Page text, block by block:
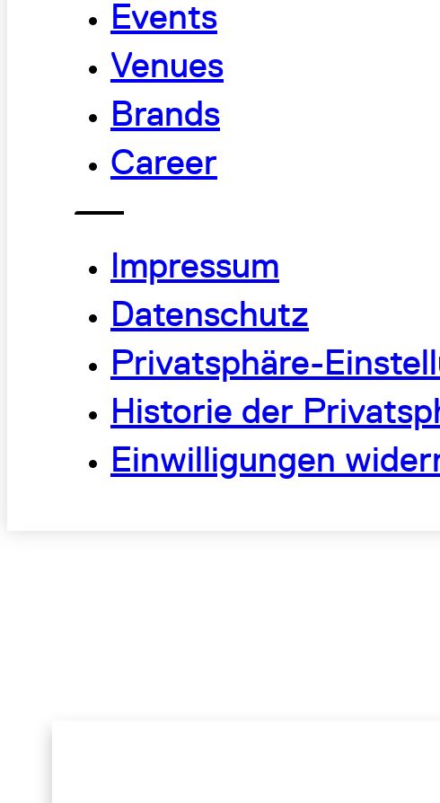
Events
Venues
Brands
Career
Impressum
Datenschutz
Privatsphäre-
Historie der
Einwilligungen